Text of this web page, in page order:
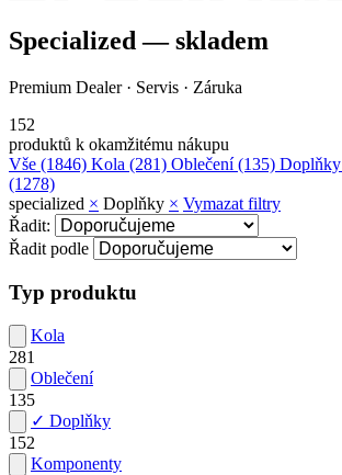
Specialized— skladem
Premium Dealer · Servis · Záruka
152
produktů k okamžitému nákupu
Vše (1846) Kola (281) Oblečení(135) Doplňky
(1278)
specialized × Doplňky × Vymazat filtry
Řadit:
Řadit podle
Typ produktu
Kola
281
Oblečení
135
✓ Doplňky
152
Komponenty